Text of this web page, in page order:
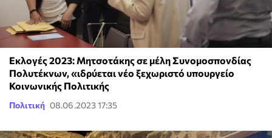
Εκλογές 2023: Μητσοτάκης σε μέλη Συνομοσπονδίας
Πολυτέκνων, «ιδρύεται νέο ξεχωριστό υπουργείο
Κοινωνικής Πολιτικής
Πολιτική 08.06.2023 17:35